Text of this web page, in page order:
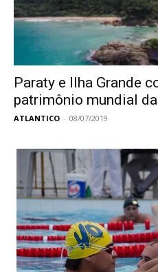
Paraty e Ilha Grande
patrimônio mundial da
ATLANTICO - 08/07/2019